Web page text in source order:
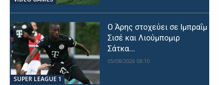
SUPER LEAGUE 1
Ο Άρης στοχεύει σε Ιμπραΐμ
Σισέ και Λιούμπομιρ
Σάτκα...
05/08/2026 08:10